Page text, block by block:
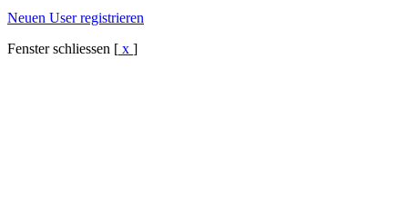
Neuen User registrieren
Fenster schliessen [ x ]